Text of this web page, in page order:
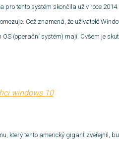
tento systém skončila už v roce 2014.
Což znamená, že uživatelé
(operační systém) mají. Ovšem je
který tento americký gigant zveřejnil,